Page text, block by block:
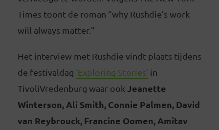
Times toont de roman “why Rushdie’s work
will always matter.”
Het interview met Rushdie vindt plaats tijdens
de festivaldag ‘Exploring Stories’ in
TivoliVredenburg waar ook Jeanette
Winterson, Ali Smith, Connie Palmen, David
van Reybrouck, Francine Oomen, Amitav